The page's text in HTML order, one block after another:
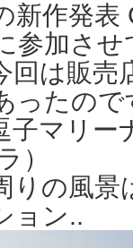
新作発表
参加さ
回は販売
ったので
子マリー
）
りの風景
ョン..